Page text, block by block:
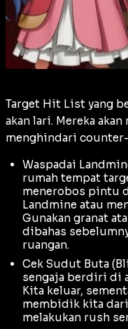
Target Hit List yang
akan lari. Mereka
menghindari
Waspadai
rumah tempat
menerobos pintu
Landmine atau
Gunakan granat
dibahas
ruangan.
Cek Sudut Buta
sengaja berdiri di
Kita keluar,
membidik kita dari
melakukan rush